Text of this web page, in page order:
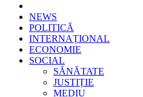
Epoca
Cele mai noi știri online din România
NEWS
POLITICĂ
INTERNAȚIONAL
ECONOMIE
SOCIAL
SĂNĂTATE
JUSTIȚIE
MEDIU